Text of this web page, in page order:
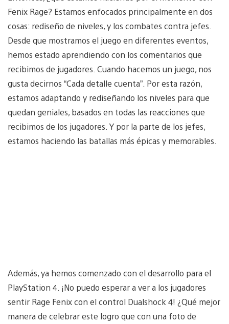
Fenix Rage? Estamos enfocados principalmente en dos
cosas: rediseño de niveles, y los combates contra jefes.
Desde que mostramos el juego en diferentes eventos,
hemos estado aprendiendo con los comentarios que
recibimos de jugadores. Cuando hacemos un juego, nos
gusta decirnos “Cada detalle cuenta”. Por esta razón,
estamos adaptando y rediseñando los niveles para que
quedan geniales, basados en todas las reacciones que
recibimos de los jugadores. Y por la parte de los jefes,
estamos haciendo las batallas más épicas y memorables.
Además, ya hemos comenzado con el desarrollo para el
PlayStation 4. ¡No puedo esperar a ver a los jugadores
sentir Rage Fenix con el control Dualshock 4! ¿Qué mejor
manera de celebrar este logro que con una foto de